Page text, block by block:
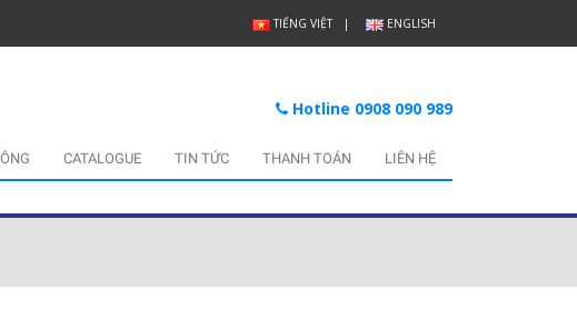
TIẾNG VIỆT ENGLISH
Hotline 0908 090 989
CATALOGUE TIN TỨC THANH TOÁN LIÊN HỆ